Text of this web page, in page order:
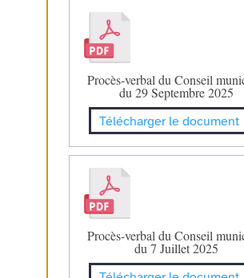
Procès-verbal du Conseil
du 29 Septembre 2025
Télécharger le document
Procès-verbal du Conseil
du 7 Juillet 2025